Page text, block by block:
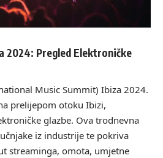
2024: Pregled Elektroničke
Music Summit) Ibiza 2024.
prelijepom otoku Ibizi,
glazbe. Ova trodnevna
iz industrije te pokriva
streaminga, omota, umjetne